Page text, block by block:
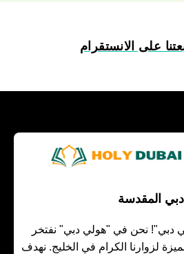
على الانستقرام
دبي المقدسة
دبي"! نحن في "هولي دبي" نفتخر
لزوارنا الكرام في الخليج. نهدف